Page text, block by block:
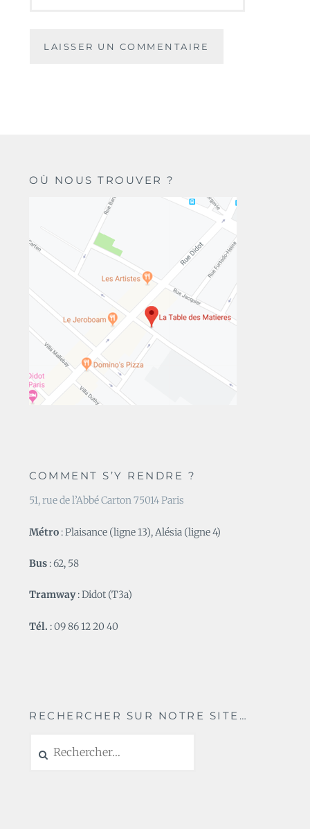
OÙ NOUS TROUVER ?
COMMENT S’Y RENDRE ?
51, rue de l’Abbé Carton 75014 Paris
Métro : Plaisance (ligne 13), Alésia (ligne 4)
Bus : 62, 58
Tramway: Didot (T3a)
Tél. : 09 86 12 20 40
RECHERCHER SUR NOTRE SITE…